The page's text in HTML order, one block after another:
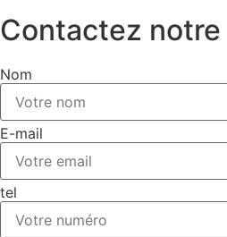
Contactez notre
Nom
E-mail
tel